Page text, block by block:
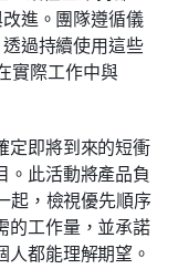
進。團隊遵循儀
過持續使用這些
實際工作中與
定即將到來的短衝
。此活動將產品負
起，檢視優先順序
的工作量，並承諾
都能理解期望。